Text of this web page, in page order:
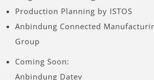
Production Planning by ISTOS
Anbindung Connected
Group
Coming Soon:
Anbindung Datev